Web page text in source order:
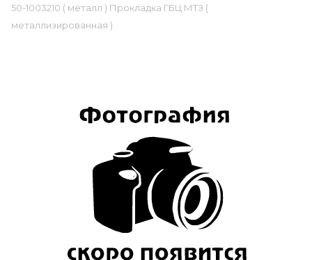
50-1003210 ( металл ) Прокладка ГБЦ МТЗ (
металлизированная )